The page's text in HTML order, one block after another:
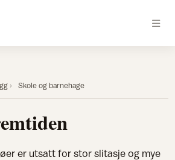
Skole og barnehage
er utsatt for stor slitasje og mye